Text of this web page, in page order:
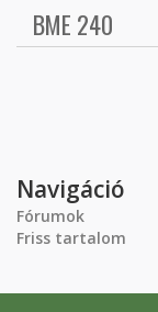
BME 240
Navigáció
Fórumok
Friss tartalom